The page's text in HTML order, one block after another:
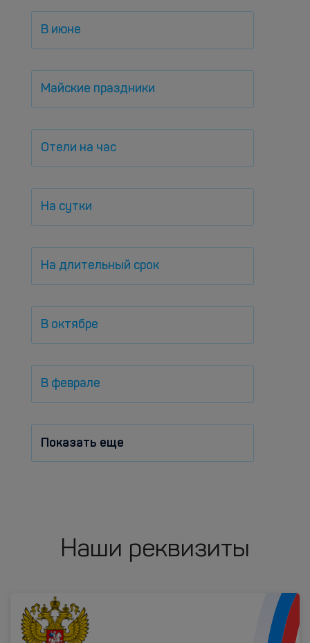
В июне
Майские праздники
Отели на час
На сутки
На длительный срок
В октябре
В феврале
Показать еще
Наши реквизиты